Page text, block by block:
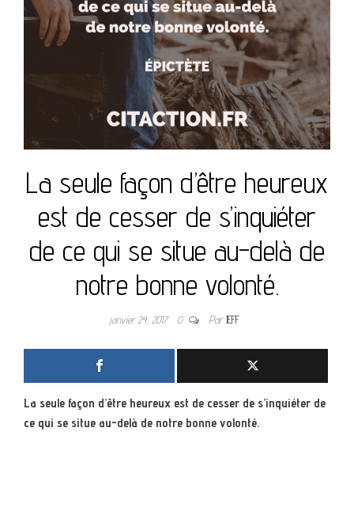
La seule façon d’être heureux
est de cesser de s’inquiéter
de ce qui se situe au-delà de
notre bonne volonté.
janvier 24, 2017 0 ParJEFF
La seule façon d’être heureux est de cesser de s’inquiéter de
ce qui se situe au-delà de notre bonne volonté.